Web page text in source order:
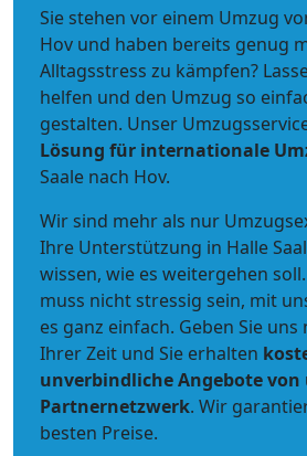
Sie stehen vor einem Umzug
Hov und haben bereits genug
Alltagsstress zu kämpfen?
helfen und den Umzug so
gestalten. Unser
Lösung für internationale
Saale nach Hov.
Wir sind mehr als nur
Ihre Unterstützung in Halle
wissen, wie es weitergehen
muss nicht stressig sein, mit
es ganz einfach. Geben Sie
Ihrer Zeit und Sie erhalten
unverbindlicheAngebote von
Partnernetzwerk. Wir
besten Preise.